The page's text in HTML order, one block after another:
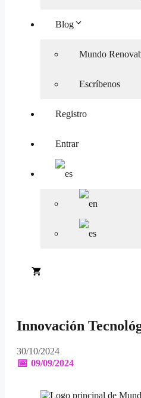
Blog
Mundo
Escríbenos
Registro
Entrar
Innovación
30/10/2024
09/09/2024